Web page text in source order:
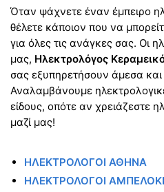
Όταν ψάχνετε έναν έμπειρο
θέλετε κάποιον που να
για όλες τις ανάγκες σας. Οι
μας, Ηλεκτρολόγος
σας εξυπηρετήσουν άμεσα και
Αναλαμβάνουμε
είδους, οπότε αν χρειάζεστε
μαζί μας!
ΗΛΕΚΤΡΟΛΟΓΟΙ ΑΘΗΝΑ
ΗΛΕΚΤΡΟΛΟΓΟΙ